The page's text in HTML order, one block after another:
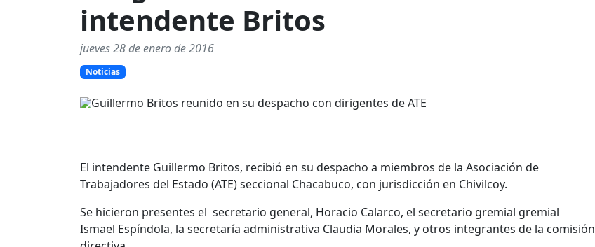
intendente Britos
jueves 28 de enero de 2016
Noticias
El intendente Guillermo Britos, recibió en su despacho a miembros de la Asociación de
Trabajadores del Estado (ATE) seccional Chacabuco, con jurisdicción en Chivilcoy.
Se hicieron presentes el secretario general, Horacio Calarco, el secretario gremial gremial
Ismael Espíndola, la secretaría administrativa Claudia Morales, y otros integrantes de la comisión